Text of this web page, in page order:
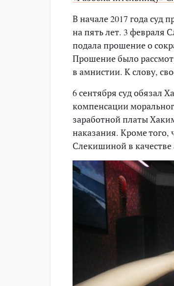
В начале 2017 года суд
на пять лет. 3 февраля
подала прошение о
Прошение было
в амнистии. К слову,
6 сентября суд обязал
компенсации
заработной платы
наказания. Кроме того,
Слекишиной в